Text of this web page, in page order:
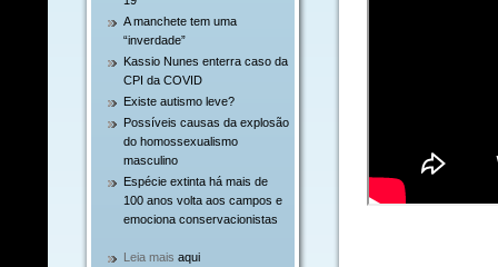
A manchete tem uma
“inverdade”
Kassio Nunes enterra caso da
CPI da COVID
Existe autismo leve?
Possíveis causas da explosão
do homossexualismo
masculino
Espécie extinta há mais de
100 anos volta aos campos e
emociona conservacionistas
Leia mais aqui